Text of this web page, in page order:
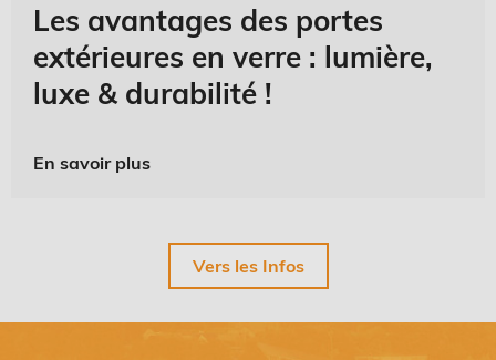
Les avantages des portes
extérieures en verre : lumière,
luxe & durabilité !
En savoir plus
Vers les Infos